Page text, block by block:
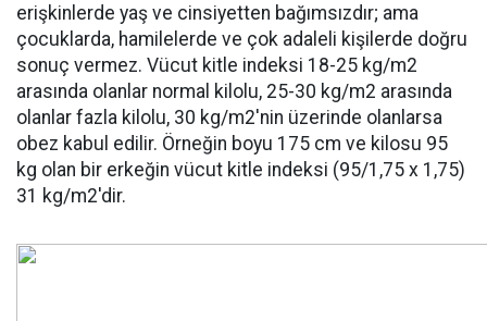
erişkinlerde yaş ve cinsiyetten bağımsızdır; ama
çocuklarda, hamilelerde ve çok adaleli kişilerde doğru
sonuç vermez. Vücut kitle indeksi 18-25 kg/m2
arasında olanlar normal kilolu, 25-30 kg/m2 arasında
olanlar fazla kilolu, 30 kg/m2'nin üzerinde olanlarsa
obez kabul edilir. Örneğin boyu 175 cm ve kilosu 95
kg olan bir erkeğin vücut kitle indeksi (95/1,75 x 1,75)
31 kg/m2'dir.